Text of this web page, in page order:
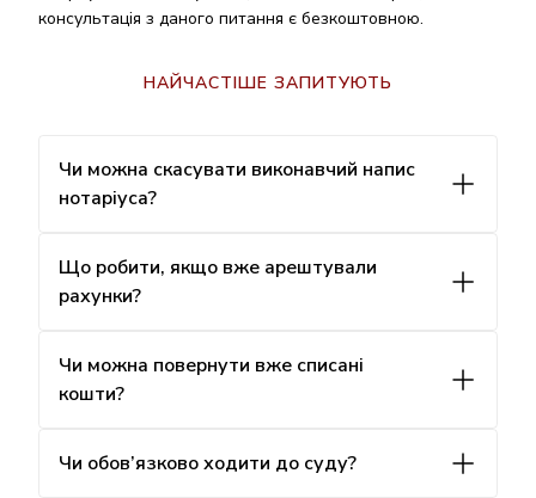
консультація з даного питання є безкоштовною.
НАЙЧАСТІШЕ ЗАПИТУЮТЬ
Чи можна скасувати виконавчий напис
нотаріуса?
Що робити, якщо вже арештували
рахунки?
Чи можна повернути вже списані
кошти?
Чи обов’язково ходити до суду?